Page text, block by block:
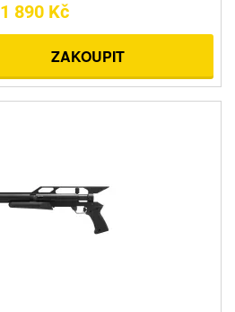
1 890 Kč
ZAKOUPIT